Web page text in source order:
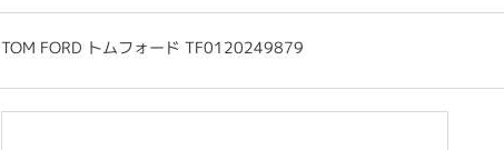
TOM FORD トムフォード TF0120249879